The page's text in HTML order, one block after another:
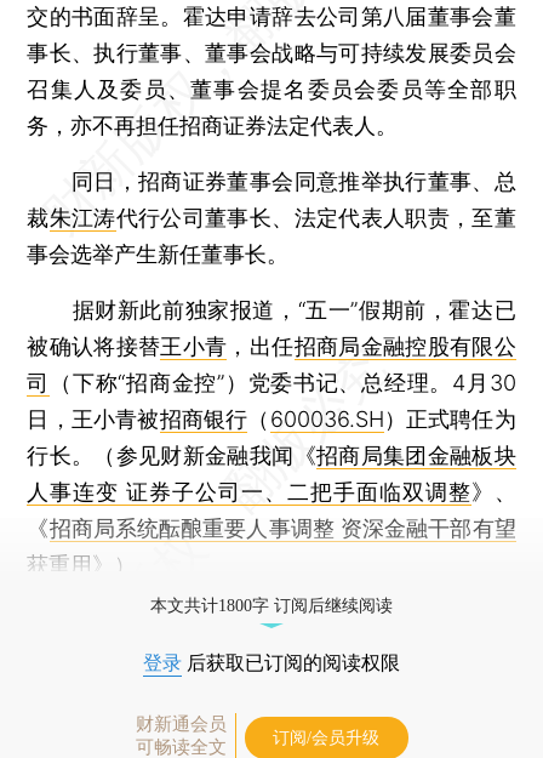
交的书面辞呈。霍达申请辞去公司第八届董事会董
事长、执行董事、董事会战略与可持续发展委员会
召集人及委员、董事会提名委员会委员等全部职
务，亦不再担任招商证券法定代表人。
同日，招商证券董事会同意推举执行董事、总
裁朱江涛代行公司董事长、法定代表人职责，至董
事会选举产生新任董事长。
据财新此前独家报道，“五一”假期前，霍达已
被确认将接替王小青 ，出任招商局金融控股有限公
司
（下称“招商金控”）党委书记、总经理。4月30
日，王小青被招商银行 （ 600036.SH）正式聘任为
行长。（参见财新金融我闻《招商局集团金融板块
人事连变 证券子公司一、二把手面临双调整》、
《招商局系统酝酿重要人事调整 资深金融干部有望
获重用》）
本文共计1800字 订阅后继续阅读
登录 后获取已订阅的阅读权限
财新通会员
可畅读全文
订阅/会员升级